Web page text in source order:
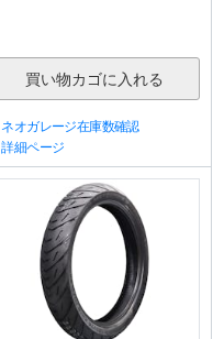
ネオガレージ在庫数確認
詳細ページ